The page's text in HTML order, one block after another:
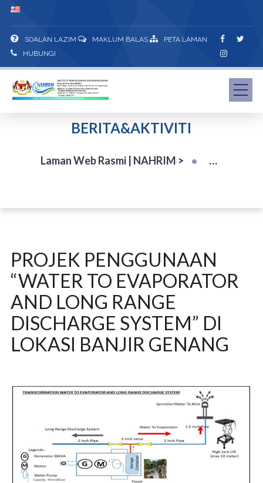
SOALAN LAZIM MAKLUM BALAS
PETA LAMAN
HUBUNGI
BERITA&AKTIVITI
Laman Web Rasmi | NAHRIM >
PROJEK PENGGUNAAN
“WATER TO EVAPORATOR
AND LONG RANGE
DISCHARGE SYSTEM” DI
LOKASI BANJIR GENANG